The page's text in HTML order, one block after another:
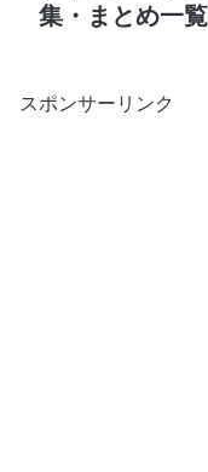
集・まとめ一覧
スポンサーリンク